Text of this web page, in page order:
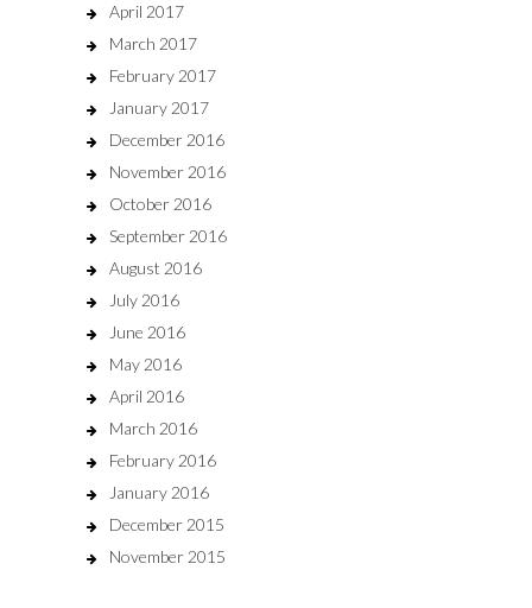
April 2017
March 2017
February 2017
January 2017
December 2016
November 2016
October 2016
September 2016
August 2016
July 2016
June 2016
May 2016
April 2016
March 2016
February 2016
January 2016
December 2015
November 2015